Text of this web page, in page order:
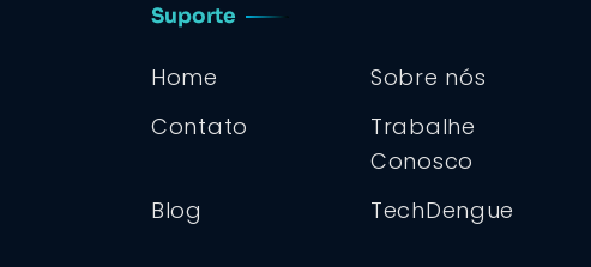
Suporte
Home
Sobre nós
Contato
Trabalhe
Conosco
Blog
TechDengue